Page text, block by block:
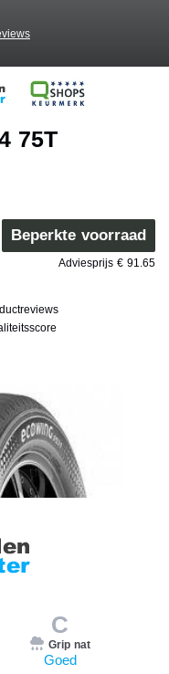
75T
Beperkte voorraad
Adviesprijs € 91.65
C
Grip nat
Goed